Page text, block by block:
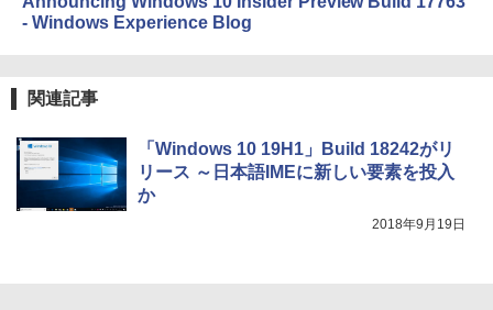
￥39,582
オンラインコード版
￥14,500
イ、色調調節ライト、最大8週間持続バッ
テリー、広告無し、ブラック (2025年発
New Amazon Kindle Scribe Colorsoft |
11インチカラーディスプレイ、64GBスト
- Windows Experience Blog
関連記事
「Windows 10 19H1」Build 18242がリ
リース ～日本語IMEに新しい要素を投入
か
2018年9月19日